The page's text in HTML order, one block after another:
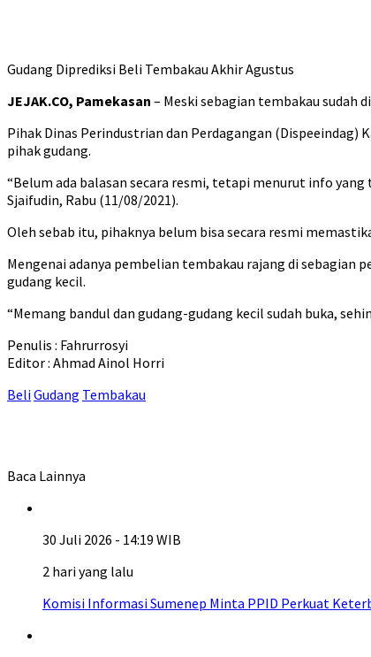
Gudang Diprediksi Beli Tembakau Akhir Agustus
JEJAK.CO, Pamekasan – Meski sebagian tembakau sudah
Pihak Dinas Perindustrian dan Perdagangan
pihak gudang.
“Belum ada balasan secara resmi, tetapi menurut info
Sjaifudin, Rabu (11/08/2021).
Oleh sebab itu, pihaknya belum bisa secara resmi
Mengenai adanya pembelian tembakau rajang di sebagian
gudang kecil.
“Memang bandul dan gudang-gudang kecil sudah buka,
Penulis : Fahrurrosyi
Editor : Ahmad Ainol Horri
BeliGudang Tembakau
Baca Lainnya
30 Juli 2026 - 14:19 WIB
2 hari yang lalu
Komisi Informasi Sumenep Minta PPID Perkuat